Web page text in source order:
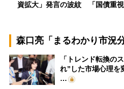
資拡大」発言の波紋 「国債重
森口亮「まるわかり市況分
「トレンド転換の
れ”した市場心理を
…